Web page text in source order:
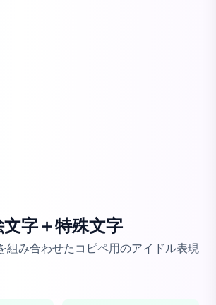
字＋特殊文字
組み合わせたコピペ用のアイドル表現